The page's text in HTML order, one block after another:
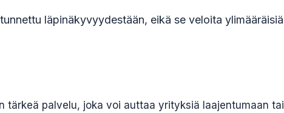
läpinäkyvyydestään, eikä se veloita ylimääräisiä
tärkeä palvelu, joka voi auttaa yrityksiä laajentumaan tai